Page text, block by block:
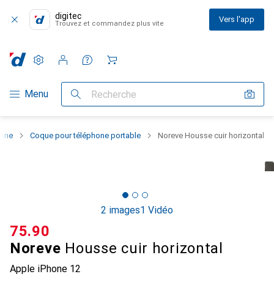
digitec
Trouvez et commandez plus vite Vers l'app
Navigation par catégorie
Menu Recherche
Paramètres
Compte client
Listes de comparaison
Listes d'envies
Panier
Coque pour téléphone portable Noreve Housse cuir horizontal
2 images1 Vidéo
Noreve Housse cuir horizontal
Apple iPhone 12
CHF
75.90